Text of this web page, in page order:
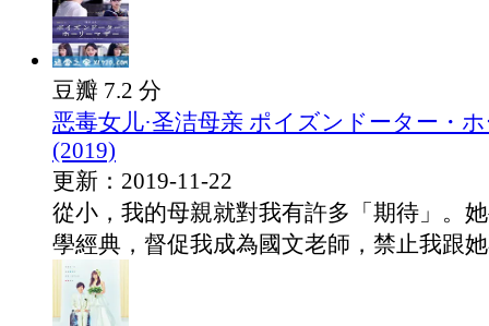
豆瓣 7.2 分
恶毒女儿·圣洁母亲 ポイズンドーター・
(2019)
更新：2019-11-22
從小，我的母親就對我有許多「期待」。
學經典，督促我成為國文老師，禁止我跟